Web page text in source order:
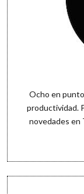
Ocho en
productividad.
novedades en